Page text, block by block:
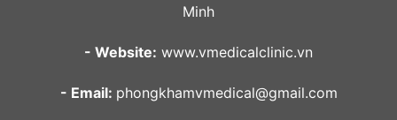
Minh
- Website: www.vmedicalclinic.vn
- Email: phongkhamvmedical@gmail.com